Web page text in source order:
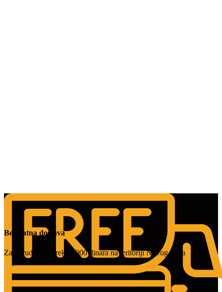
Besplatna dostava
Za porudžbine preko 2000 dinara na teritoriji Novog Sada